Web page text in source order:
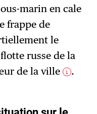
marin en cale
frappe de
le
russe de la
de la ville
1 .